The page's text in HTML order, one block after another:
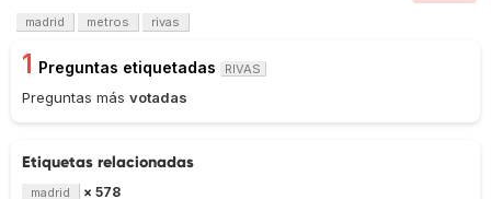
madrid metros rivas
1 Preguntas etiquetadas RIVAS
Preguntas más votadas
Etiquetas relacionadas
madrid × 578